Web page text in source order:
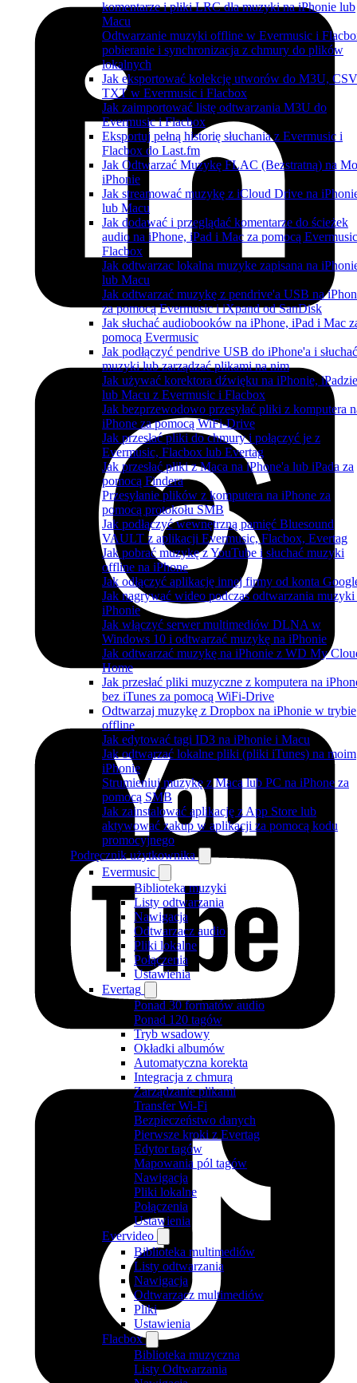
komentarze i pliki LRC dla muzyki na iPhonie lub
Macu
Odtwarzanie muzyki offline w Evermusic i
pobieranie i synchronizacja z chmury do plików
lokalnych
Jak eksportować kolekcję utworów do M3U,
TXT w Evermusic i Flacbox
Jak zaimportować listę odtwarzania M3U do
Evermusic i Flacbox
Eksportuj pełną historię słuchania z Evermusic i
Flacbox do Last.fm
Jak Odtwarzać Muzykę FLAC (Bezstratną) na
iPhonie
Jak streamować muzykę z iCloud Drive na
lub Macu
Jak dodawać i przeglądać komentarze do ścieżek
audio na iPhone, iPad i Mac za pomocą
Flacbox
Jak odtwarzac lokalna muzyke zapisana na
lub Macu
Jak odtwarzać muzykę z pendrive'a USB na
za pomocą Evermusic i iXpand od SanDisk
Jak słuchać audiobooków na iPhone, iPad i Mac
pomocą Evermusic
Jak podłączyć pendrive USB do iPhone'a i słuchać
muzyki lub zarządzać plikami na nim
Jak używać korektora dźwięku na iPhonie, iPadzie
lub Macu z Evermusic i Flacbox
Jak bezprzewodowo przesyłać pliki z komputera
iPhone za pomocą WiFi-Drive
Jak przesłać pliki do chmury i połączyć je z
Evermusic, Flacbox lub Evertag
Jak przesłać pliki z Maca na iPhone'a lub iPada za
pomocą Findera
Przesyłanie plików z komputera na iPhone za
pomocą protokołu SMB
Jak podłączyć wewnętrzną pamięć Bluesound
VAULT z aplikacji Evermusic, Flacbox, Evertag
Jak pobrać muzykę z YouTube i słuchać muzyki
offline na iPhone
Jak odłączyć aplikację innej firmy od konta
Jak nagrywać wideo podczas odtwarzania muzyki
iPhonie
Jak włączyć serwer multimediów DLNA w
Windows 10 i odtwarzać muzykę na iPhonie
Jak odtwarzać muzykę na iPhonie z WD My
Home
Jak przesłać pliki muzyczne z komputera na
bez iTunes za pomocą WiFi-Drive
Odtwarzaj muzykę z Dropbox na iPhonie w trybie
offline
Jak edytować tagi ID3 na iPhonie i Macu
Jak odtwarzać lokalne pliki (pliki iTunes) na moim
iPhonie
Strumieniuj muzykę z Maca lub PC na iPhone za
pomocą SMB
Jak zainstalować aplikację z App Store lub
aktywować zakup w aplikacji za pomocą kodu
promocyjnego
Podręcznik użytkownika
Evermusic
Biblioteka muzyki
Listy odtwarzania
Nawigacja
Odtwarzacz audio
Pliki lokalne
Połączenia
Ustawienia
Evertag
Ponad 30 formatów audio
Ponad 120 tagów
Tryb wsadowy
Okładki albumów
Automatyczna korekta
Integracja z chmurą
Zarządzanie plikami
Transfer Wi-Fi
Bezpieczeństwo danych
Pierwsze kroki z Evertag
Edytor tagów
Mapowania pól tagów
Nawigacja
Pliki lokalne
Połączenia
Ustawienia
Evervideo
Biblioteka multimediów
Listy odtwarzania
Nawigacja
Odtwarzacz multimediów
Pliki
Ustawienia
Flacbox
Biblioteka muzyczna
Listy Odtwarzania